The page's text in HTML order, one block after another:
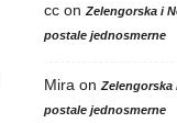
ccon Zelengorska i
postale jednosmerne
Mira on Zelengorska
postale jednosmerne